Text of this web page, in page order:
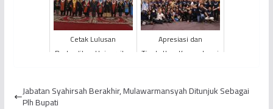
Cetak Lulusan
Berkualitas, Universitas
Apresiasi dan
Tingkatkan Kompetensi
Sumatera ...
Jabatan Syahirsah Berakhir, Mulawarmansyah Ditunjuk Sebagai
Plh Bupati